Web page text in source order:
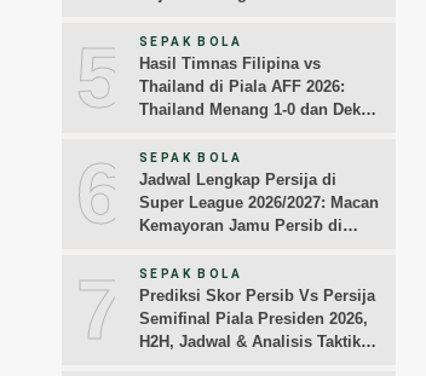
5 SEPAK BOLA
Hasil Timnas Filipina vs
Thailand di Piala AFF 2026:
Thailand Menang 1-0 dan Dekati
6 SEPAK BOLA
Jadwal Lengkap Persija di
Super League 2026/2027: Macan
Kemayoran Jamu Persib di
7 SEPAK BOLA
Prediksi Skor Persib Vs Persija
Semifinal Piala Presiden 2026,
H2H, Jadwal & Analisis Taktik